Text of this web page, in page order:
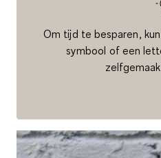
Om tijd te besparen,
symbool of een